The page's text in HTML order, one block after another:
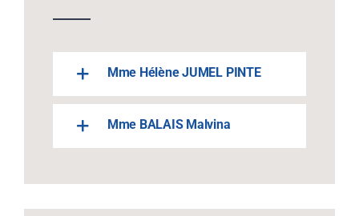
Mme Hélène JUMEL PINTE
Mme BALAIS Malvina